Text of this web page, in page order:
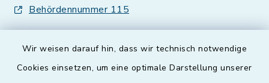
Wir weisen darauf hin, dass wir technisch notwendige
Cookies einsetzen, um eine optimale Darstellung unserer
Behördennummer 115